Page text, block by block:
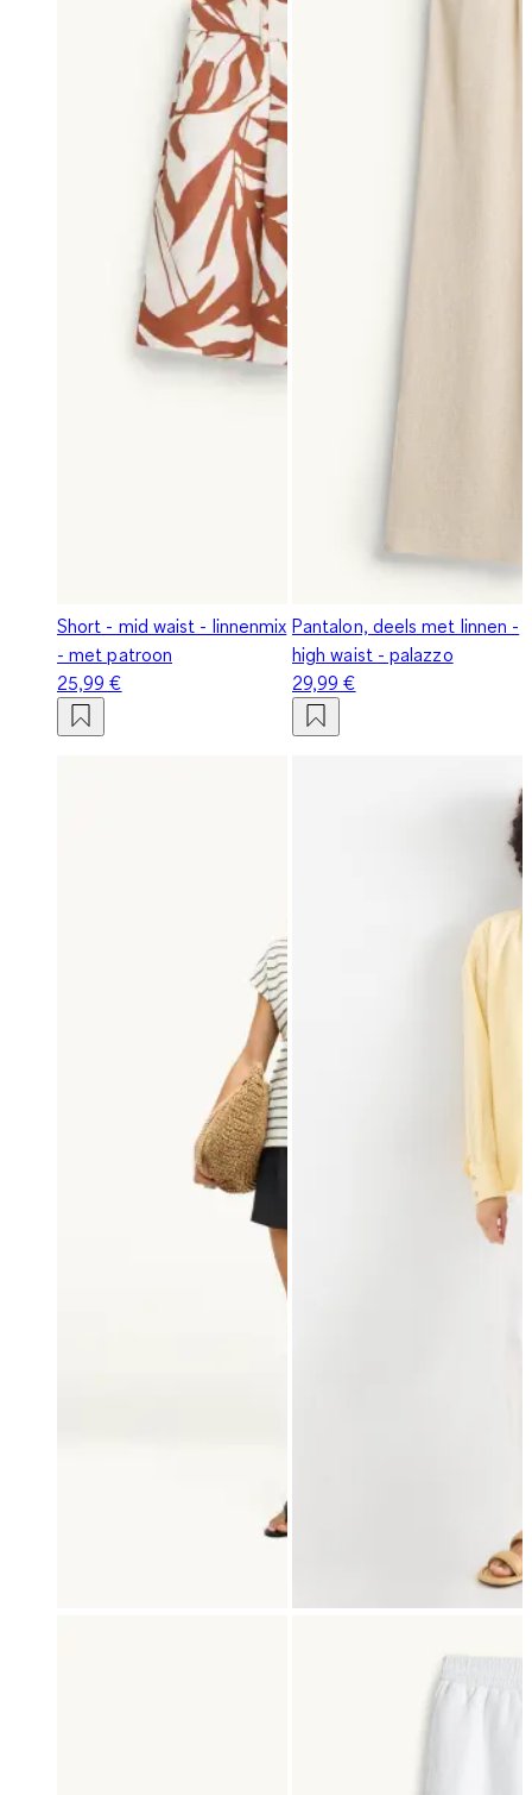
Short - mid waist - linnenmix
- met patroon
25,99 €
Pantalon, deels met linnen -
high waist - palazzo
29,99 €